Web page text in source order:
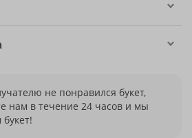
не понравился букет,
нам в течение 24 часов и мы